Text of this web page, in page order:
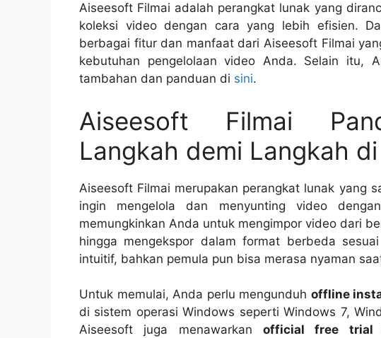
Aiseesoft Filmai adalah perangkat lunak yang
koleksi video dengan cara yang lebih efisien.
berbagai fitur dan manfaat dari Aiseesoft Filmai
kebutuhan pengelolaan video Anda. Selain itu,
tambahan dan panduan di sini.
Aiseesoft Filmai
Langkah demi Langkah
Aiseesoft Filmai merupakan perangkat lunak yang
ingin mengelola dan menyunting video
memungkinkan Anda untuk mengimpor video dari
hingga mengekspor dalam format berbeda
intuitif, bahkan pemula pun bisa merasa nyaman
Untuk memulai, Anda perlu mengunduh offline
di sistem operasi Windows seperti Windows 7,
Aiseesoft juga menawarkan official free trial